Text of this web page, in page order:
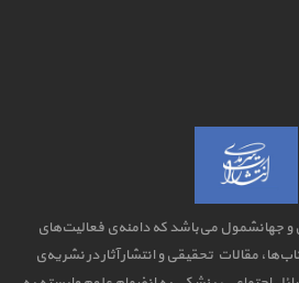
و جهانشمول می‌باشد که دامنه‌ی فعالیت‌های
مقالات تحقیقی و انتشار آثار در نشریه‌ی